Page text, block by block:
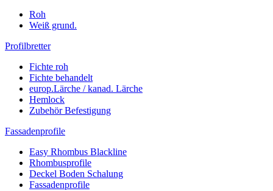
Roh
Weiß grund.
Profilbretter
Fichte roh
Fichte behandelt
europ.Lärche / kanad. Lärche
Hemlock
Zubehör Befestigung
Fassadenprofile
Easy Rhombus Blackline
Rhombusprofile
Deckel Boden Schalung
Fassadenprofile